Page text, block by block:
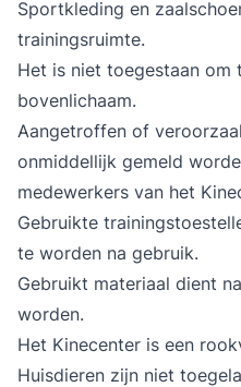
Sportkleding en
trainingsruimte.
Het is niet toegestaan
bovenlichaam.
Aangetroffen of
onmiddellijk gemeld
medewerkers van het
Gebruikte
te worden na gebruik.
Gebruikt materiaal dient
worden.
Het Kinecenter is een
Huisdieren zijn niet